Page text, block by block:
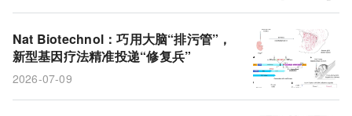
Nat Biotechnol：巧用大脑“排污管”，
新型基因疗法精准投递“修复兵”
2026-07-09